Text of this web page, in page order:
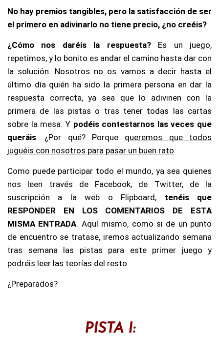
No hay premios tangibles, pero la satisfacción de ser
el primero en adivinarlo no tiene precio, ¿no creéis?
¿Cómo nos daréis la respuesta?Es un juego,
repetimos, y lo bonito es andar el camino hasta dar con
la solución. Nosotros no os vamos a decir hasta el
último día quién ha sido la primera persona en dar la
respuesta correcta, ya sea que lo adivinen con la
primera de las pistas o tras tener todas las cartas
sobre la mesa. Y podéis contestarnos las veces que
queráis. ¿Por qué? Porque queremos que todos
juguéis con nosotros para pasar un buen rato.
Como puede participar todo el mundo, ya sea quienes
nos leen través de Facebook, de Twitter, de la
suscripción a la web o Flipboard, tenéis que
RESPONDER EN LOS COMENTARIOS DE ESTA
MISMA ENTRADA. Aquí mismo, como si de un punto
de encuentro se tratase, iremos actualizando semana
tras semana las pistas para este primer juego y
podréis leer las teorías del resto.
¿Preparados?
PISTA I: